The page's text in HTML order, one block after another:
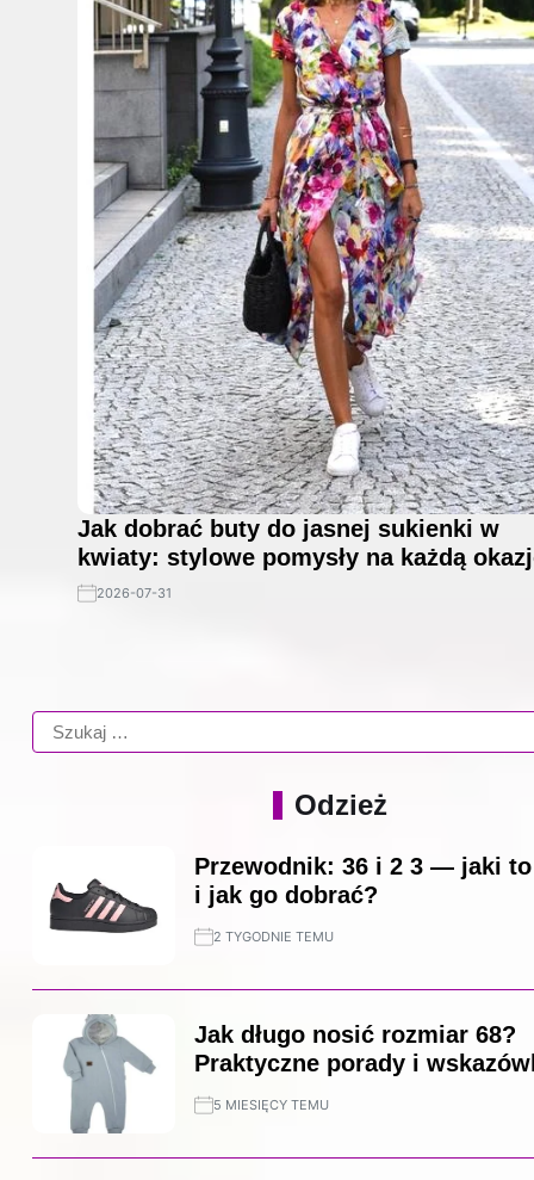
Jak dobrać buty do jasnej sukienki w
kwiaty: stylowe pomysły na każdą
2026-07-31
Odzież
Przewodnik: 36 i 2 3 — jaki
i jak go dobrać?
2 TYGODNIE TEMU
Jak długo nosić rozmiar 68?
Praktyczne porady i
5 MIESIĘCY TEMU